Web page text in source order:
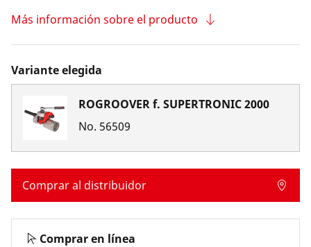
Más información sobre el producto
Variante elegida
ROGROOVER f. SUPERTRONIC 2000
No. 56509
Comprar al distribuidor
Comprar en línea